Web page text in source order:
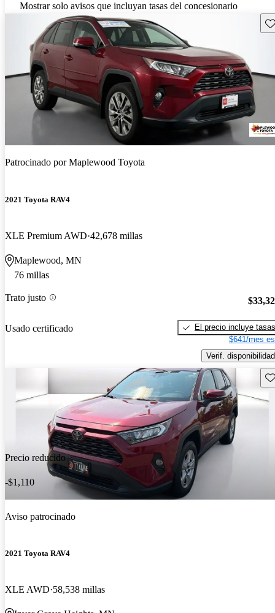
Mostrar solo avisos que incluyan tasas del concesionario
Patrocinado porMaplewood Toyota
2021 Toyota RAV4
XLE Premium AWD 42,678 millas
Maplewood, MN
76 millas
Trato justo
Usado certificado
El precio incluye tasas
$641/mes
Verif. disponibilidad
Precio reducido
-$1,110
Aviso patrocinado
2021 Toyota RAV4
XLE AWD 58,538 millas